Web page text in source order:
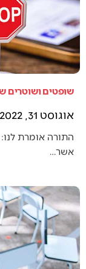
שופטים ושוטרים
אוגוסט 31, 2022
התורה אומרת
אשר…